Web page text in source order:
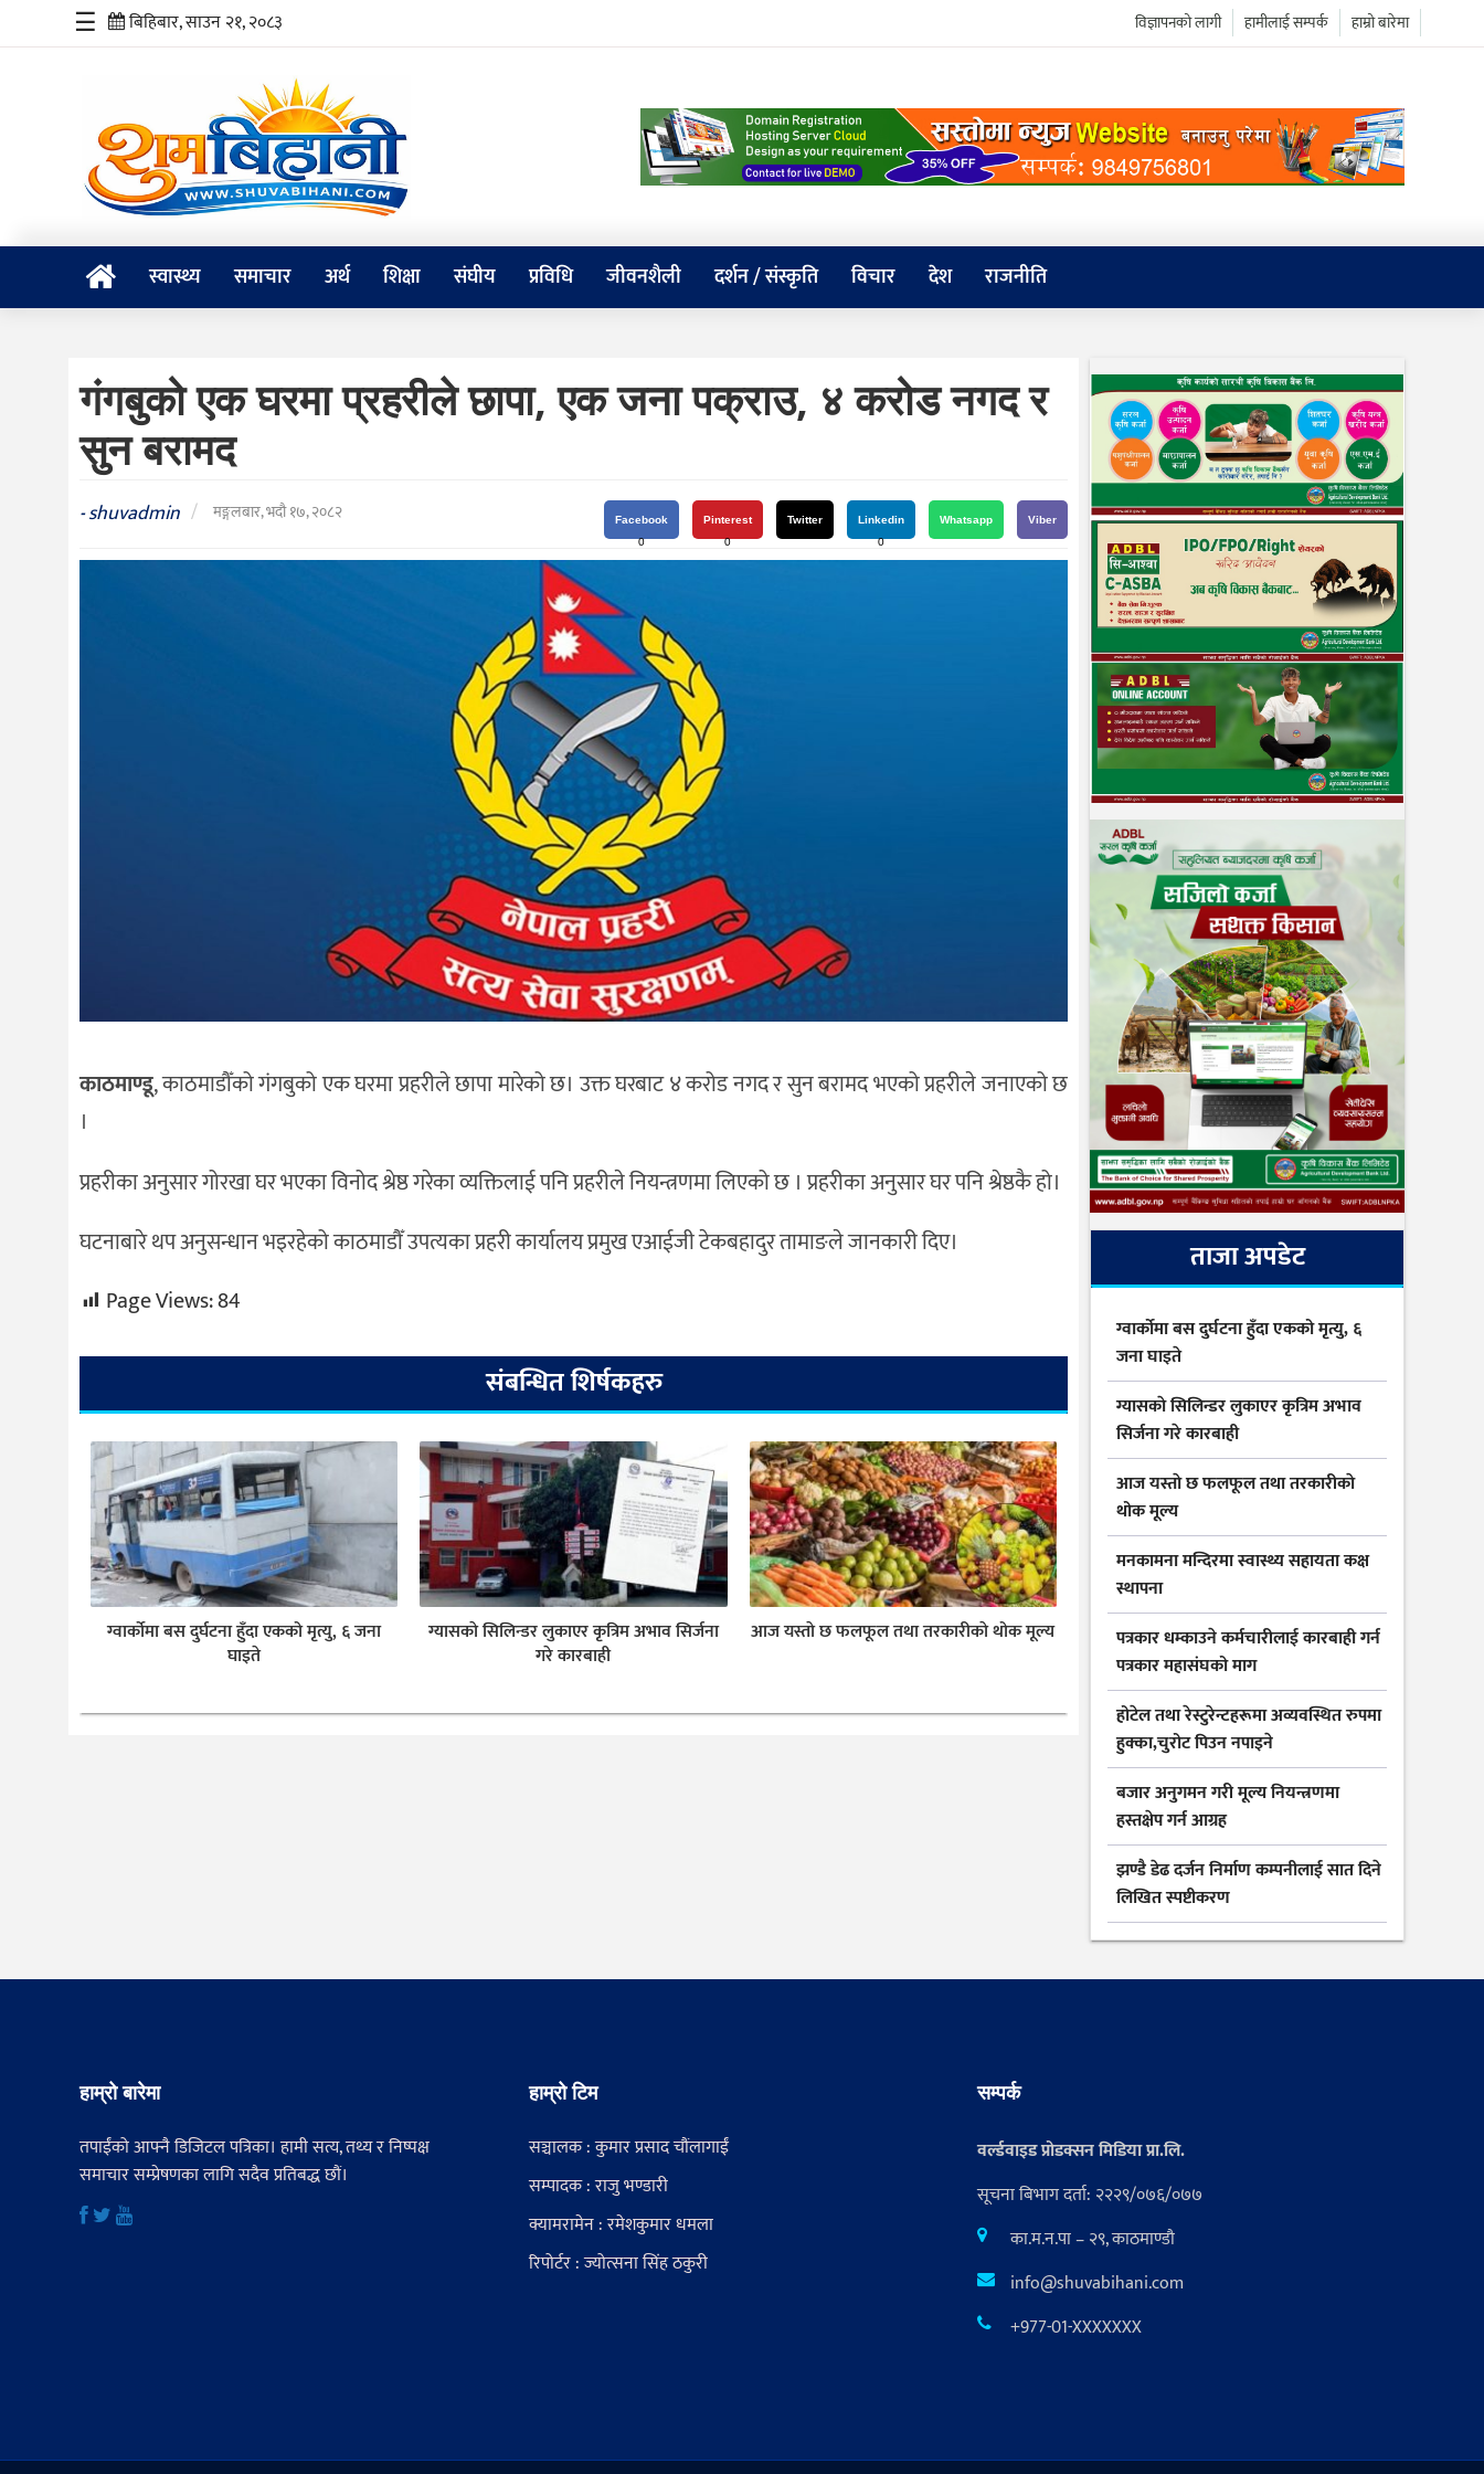
समाचार
संघीय
जीवनशैली
संस्कृति
विचार
☰ बिहिबार, साउन २१, २०८३ हाम्रो बारेमा
हामीलाई सम्पर्क
विज्ञापनको लागी
स्वास्थ्य समाचार अर्थ शिक्षा संघीय प्रविधि जीवनशैली दर्शन / संस्कृति विचार देश राजनीति
गंगबुको एक घरमा प्रहरीले छापा, एक जना पक्राउ, ४ करोड नगद र
सुन बरामद
-shuvadmin / मङ्गलबार, भदौ १७, २०८२
Facebook
0
Pinterest
0
Twitter
Linkedin
0
Whatsapp Viber
काठमाण्डू, काठमाडौँको गंगबुको एक घरमा प्रहरीले छापा मारेको छ। उक्त घरबाट ४ करोड नगद र सुन बरामद भएको प्रहरीले जनाएको छ
।
प्रहरीका अनुसार गोरखा घर भएका विनोद श्रेष्ठ गरेका व्यक्तिलाई पनि प्रहरीले नियन्त्रणमा लिएको छ । प्रहरीका अनुसार घर पनि श्रेष्ठकै हो।
घटनाबारे थप अनुसन्धान भइरहेको काठमाडौँ उपत्यका प्रहरी कार्यालय प्रमुख एआईजी टेकबहादुर तामाङले जानकारी दिए।
Page Views:84
संबन्धित शिर्षकहरु
ग्वार्कोमा बस दुर्घटना हुँदा एकको मृत्यु, ६ जना
घाइते
ग्यासकाे सिलिन्डर लुकाएर कृत्रिम अभाव सिर्जना
गरे कारबाही
आज यस्ताे छ फलफूल तथा तरकारीकाे थोक मूल्य
ताजा अपडेट
ग्वार्कोमा बस दुर्घटना हुँदा एकको मृत्यु, ६
जना घाइते
ग्यासकाे सिलिन्डर लुकाएर कृत्रिम अभाव
सिर्जना गरे कारबाही
आज यस्ताे छ फलफूल तथा तरकारीकाे
थोक मूल्य
मनकामना मन्दिरमा स्वास्थ्य सहायता कक्ष
स्थापना
पत्रकार धम्काउने कर्मचारीलाई कारबाही गर्न
पत्रकार महासंघको माग
होटेल तथा रेस्टुरेन्टहरूमा अव्यवस्थित रुपमा
हुक्का,चुरोट पिउन नपाइने
बजार अनुगमन गरी मूल्य नियन्त्रणमा
हस्तक्षेप गर्न आग्रह
झण्डै डेढ दर्जन निर्माण कम्पनीलाई सात दिने
लिखित स्पष्टीकरण
हाम्रो बारेमा
तपाईंको आफ्नै डिजिटल पत्रिका। हामी सत्य, तथ्य र निष्पक्ष
समाचार सम्प्रेषणका लागि सदैव प्रतिबद्ध छौं।
हाम्रो टिम
सञ्चालक : कुमार प्रसाद चौंलागाईं
सम्पादक : राजु भण्डारी
क्यामरामेन : रमेशकुमार धमला
रिपोर्टर : ज्योत्सना सिंह ठकुरी
सम्पर्क
वर्ल्डवाइड प्रोडक्सन मिडिया प्रा.लि.
सूचना बिभाग दर्ता: २२२९/०७६/०७७
का.म.न.पा – २९, काठमाण्डौ
info@shuvabihani.com
+977-01-XXXXXXX